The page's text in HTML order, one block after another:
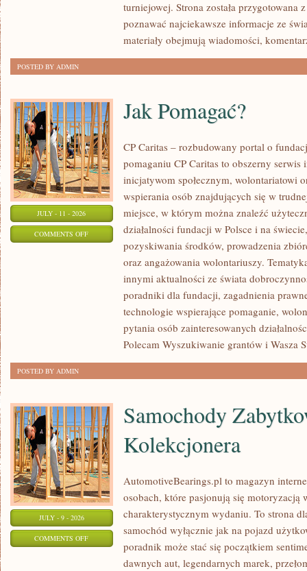
turniejowej. Strona została przygotowana
poznawać najciekawsze informacje ze
materiały obejmują wiadomości,
POSTED BY ADMIN
JULY - 11 - 2026
COMMENTS OFFON
POMAGAĆ?
Jak Pomagać?
CP Caritas – rozbudowany portal o
pomaganiu CP Caritas to obszerny
inicjatywom społecznym, wolontariatowi
wspierania osób znajdujących się w
miejsce, w którym można znaleźć
działalności fundacji w Polsce i na
pozyskiwania środków, prowadzenia
oraz angażowania wolontariuszy.
innymi aktualności ze świata
poradniki dla fundacji, zagadnienia
technologie wspierające pomaganie,
pytania osób zainteresowanych
Polecam Wyszukiwanie grantów i Wasza
POSTED BY ADMIN
JULY - 9 - 2026
COMMENTS OFFON
SAMOCHODY
Samochody
Kolekcjonera
AutomotiveBearings.pl to magazyn
osobach, które pasjonują się motoryzacją
charakterystycznym wydaniu. To strona
samochód wyłącznie jak na pojazd
poradnik może stać się początkiem
dawnych aut, legendarnych marek,